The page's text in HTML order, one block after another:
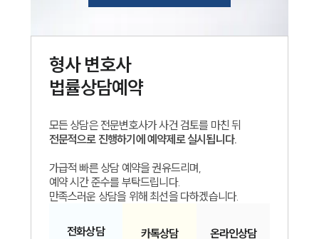
인재채용
형사변호사
법률상담예약
모든 상담은 전문변호사가 사건 검토를 마친 뒤
전문적으로 진행하기에 예약제로 실시됩니다.
가급적 빠른 상담 예약을 권유드리며,
예약 시간 준수를 부탁드립니다.
만족스러운 상담을 위해 최선을 다하겠습니다.
전화상담 카톡상담 온라인상담